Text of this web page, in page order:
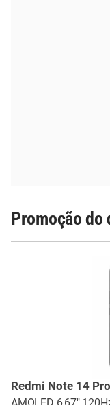
Promoção do
Redmi Note 14